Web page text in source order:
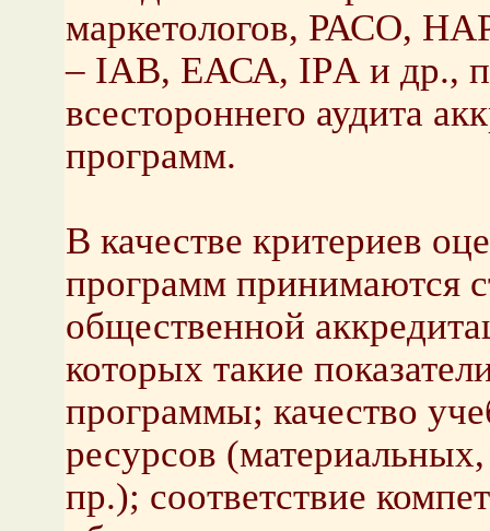
маркетологов, РАСО,
– IAB, ЕАСА, IPА и др.,
всестороннего аудита
программ.
В качестве критериев
программ принимаются
общественной
которых такие
программы; качество
ресурсов
пр.); соответствие